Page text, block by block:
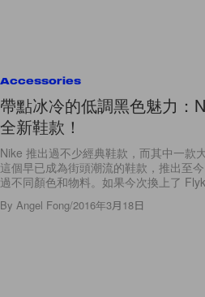
Accessories
帶點冰冷的低調黑色魅力：
全新鞋款！
Nike 推出過不少經典鞋款，而其中一款
這個早已成為街頭潮流的鞋款，推出至
過不同顏色和物料。如果今次換上了
By Angel Fong/2016年3月18日